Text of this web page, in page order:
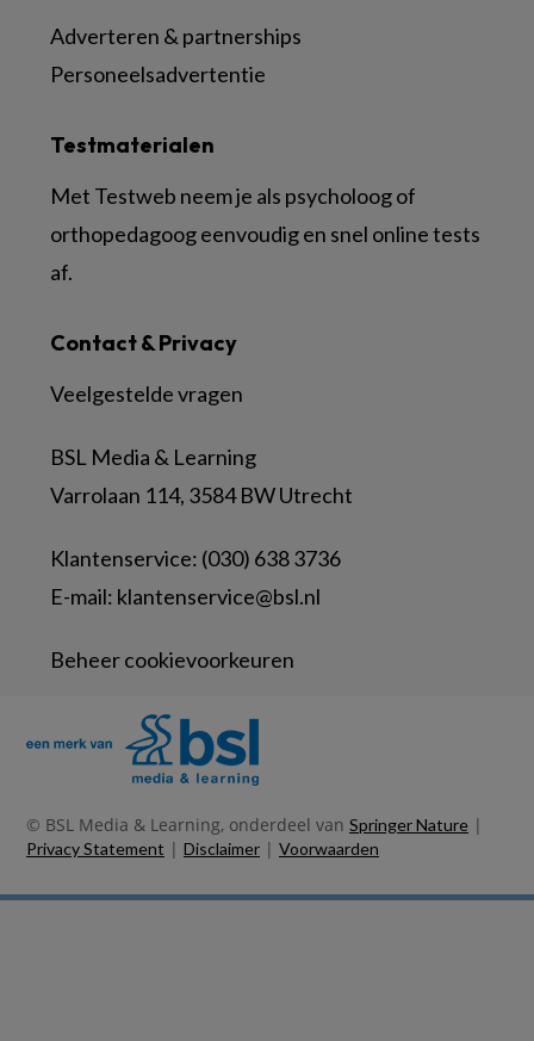
Contact & Privacy
Veelgestelde vragen
BSL Media & Learning
Varrolaan 114, 3584 BW Utrecht
Klantenservice: (030) 638 3736
E-mail: klantenservice@bsl.nl
Beheer cookievoorkeuren
Testmaterialen
Met Testweb neem je als psycholoog of
orthopedagoog eenvoudig en snel online tests
af.
Adverteren & partnerships
Personeelsadvertentie
© BSL Media & Learning, onderdeel van Springer Nature |
Privacy Statement | Disclaimer | Voorwaarden